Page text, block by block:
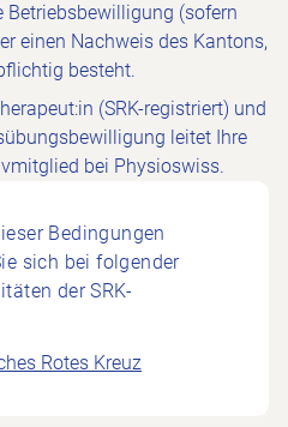
Betriebsbewilligung (sofern
einen Nachweis des Kantons,
besteht.
(SRK-registriert) und
leitet Ihre
bei Physioswiss.
Bedingungen
sich bei folgender
der SRK-
Rotes Kreuz